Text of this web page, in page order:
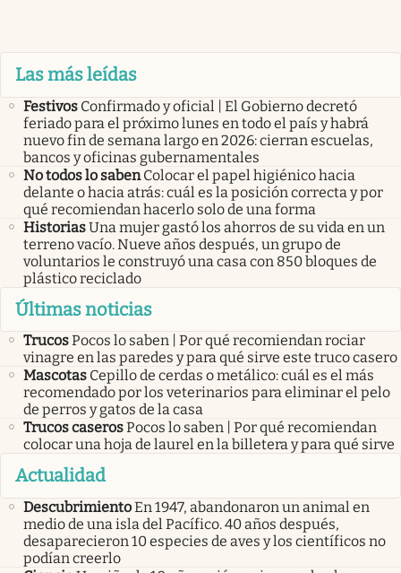
Las más leídas
Festivos Confirmado y oficial | El Gobierno decretó
feriado para el próximo lunes en todo el país y habrá
nuevo fin de semana largo en 2026: cierran escuelas,
bancos y oficinas gubernamentales
No todos lo saben Colocar el papel higiénico hacia
delante o hacia atrás: cuál es la posición correcta y por
qué recomiendan hacerlo solo de una forma
HistoriasUna mujer gastó los ahorros de su vida en un
terreno vacío. Nueve años después, un grupo de
voluntarios le construyó una casa con 850 bloques de
plástico reciclado
Últimas noticias
TrucosPocos lo saben | Por qué recomiendan rociar
vinagre en las paredes y para qué sirve este truco casero
Mascotas Cepillo de cerdas o metálico: cuál es el más
recomendado por los veterinarios para eliminar el pelo
de perros y gatos de la casa
Trucos caserosPocos lo saben | Por qué recomiendan
colocar una hoja de laurel en la billetera y para qué sirve
Actualidad
DescubrimientoEn 1947, abandonaron un animal en
medio de una isla del Pacífico. 40 años después,
desaparecieron 10 especies de aves y los científicos no
podían creerlo